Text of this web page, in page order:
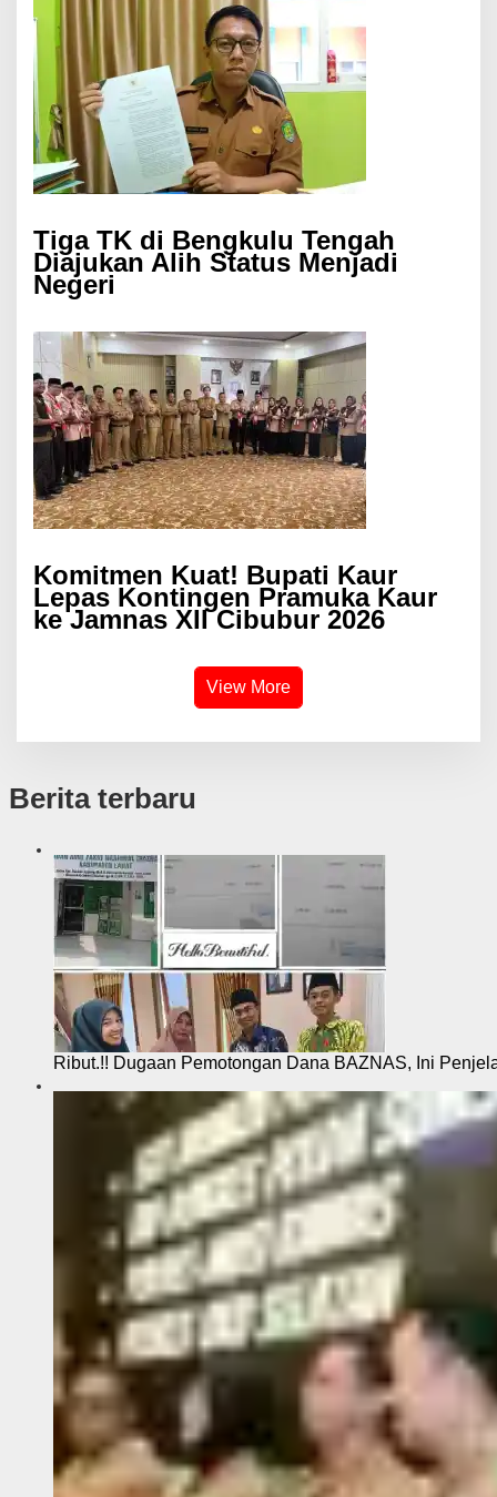
Tiga TK di Bengkulu Tengah
Diajukan Alih Status Menjadi
Negeri
Komitmen Kuat! Bupati Kaur
Lepas Kontingen Pramuka Kaur
ke Jamnas XII Cibubur 2026
View More
Berita terbaru
Ribut.!! Dugaan Pemotongan Dana BAZNAS, Ini